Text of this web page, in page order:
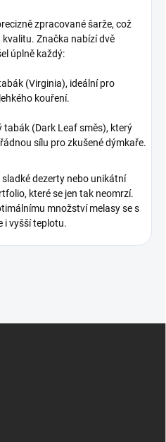
zpracované šarže, což
Značka nabízí dvě
úplně každý:
(Virginia), ideální pro
kouření.
tabák (Dark Leaf směs), který
sílu pro zkušené dýmkaře.
dezerty nebo unikátní
které se jen tak neomrzí.
množství melasy se s
i vyšší teplotu.